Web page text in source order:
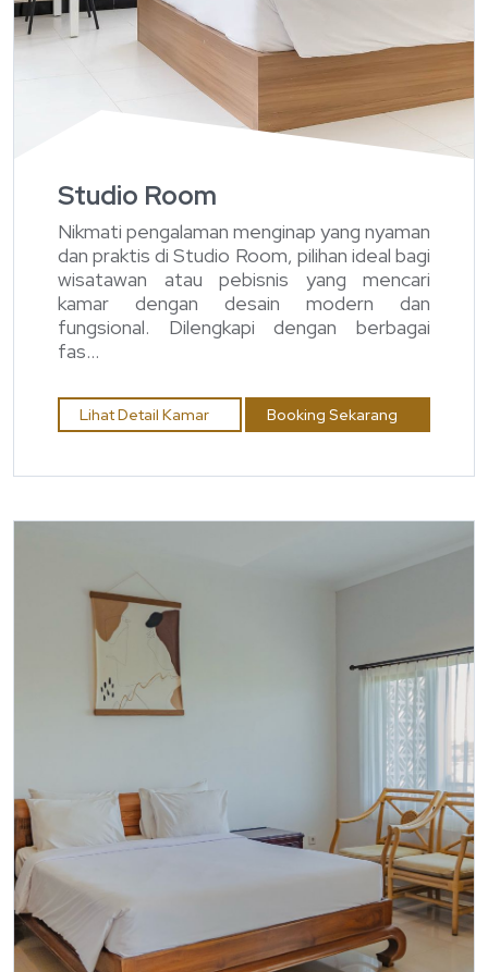
Studio Room
Nikmati pengalaman menginap yang nyaman
dan praktis di Studio Room, pilihan ideal bagi
wisatawan atau pebisnis yang mencari
kamar dengan desain modern dan
fungsional. Dilengkapi dengan berbagai
fas...
Lihat Detail Kamar Booking Sekarang